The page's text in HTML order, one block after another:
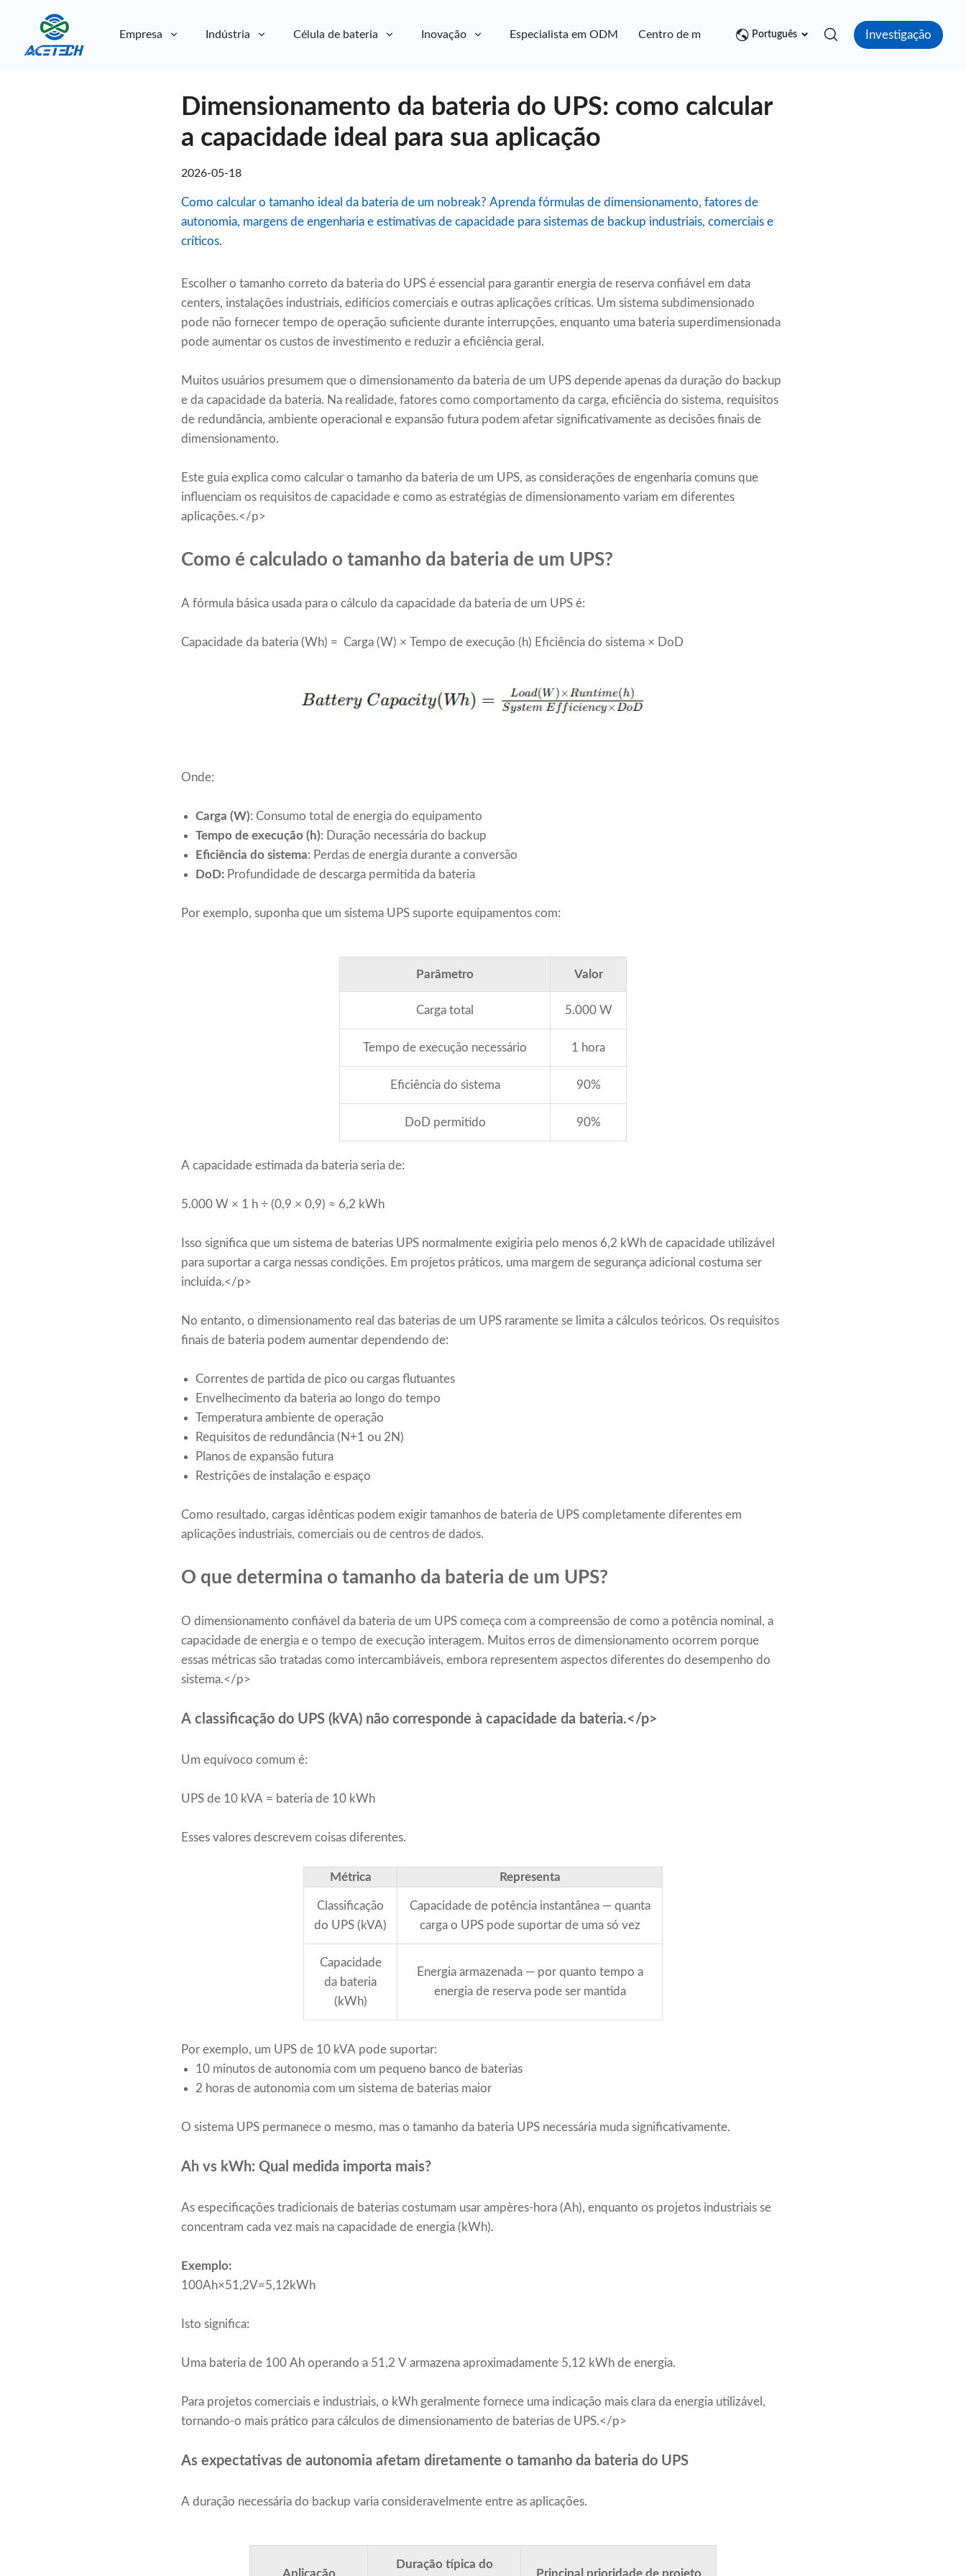
Empresa Indústria Célula de bateria Inovação Especialista em ODM Centro de mídia Contato
Português Investigação
Dimensionamento da bateria do UPS: como calcular
a capacidade ideal para sua aplicação
2026-05-18
Como calcular o tamanho ideal da bateria de um nobreak? Aprenda fórmulas de dimensionamento, fatores de
autonomia, margens de engenharia e estimativas de capacidade para sistemas de backup industriais, comerciais e
críticos.
Escolher o tamanho correto da bateria do UPS é essencial para garantir energia de reserva confiável em data
centers, instalações industriais, edifícios comerciais e outras aplicações críticas. Um sistema subdimensionado
pode não fornecer tempo de operação suficiente durante interrupções, enquanto uma bateria superdimensionada
pode aumentar os custos de investimento e reduzir a eficiência geral.
Muitos usuários presumem que o dimensionamento da bateria de um UPS depende apenas da duração do backup
e da capacidade da bateria. Na realidade, fatores como comportamento da carga, eficiência do sistema, requisitos
de redundância, ambiente operacional e expansão futura podem afetar significativamente as decisões finais de
dimensionamento.
Este guia explica como calcular o tamanho da bateria de um UPS, as considerações de engenharia comuns que
influenciam os requisitos de capacidade e como as estratégias de dimensionamento variam em diferentes
aplicações.</p>
Como é calculado o tamanho da bateria de um UPS?
A fórmula básica usada para o cálculo da capacidade da bateria de um UPS é:
Capacidade da bateria (Wh) = Carga (W) × Tempo de execução (h) Eficiência do sistema × DoD
Onde:
Carga (W): Consumo total de energia do equipamento
Tempo de execução (h): Duração necessária do backup
Eficiência do sistema: Perdas de energia durante a conversão
DoD: Profundidade de descarga permitida da bateria
Por exemplo, suponha que um sistema UPS suporte equipamentos com:
Parâmetro Valor
Carga total 5.000 W
Tempo de execução necessário 1 hora
Eficiência do sistema 90%
DoD permitido 90%
A capacidade estimada da bateria seria de:
5.000 W × 1 h ÷ (0,9 × 0,9) ≈ 6,2 kWh
Isso significa que um sistema de baterias UPS normalmente exigiria pelo menos 6,2 kWh de capacidade utilizável
para suportar a carga nessas condições. Em projetos práticos, uma margem de segurança adicional costuma ser
incluída.</p>
No entanto, o dimensionamento real das baterias de um UPS raramente se limita a cálculos teóricos. Os requisitos
finais de bateria podem aumentar dependendo de:
Correntes de partida de pico ou cargas flutuantes
Envelhecimento da bateria ao longo do tempo
Temperatura ambiente de operação
Requisitos de redundância (N+1 ou 2N)
Planos de expansão futura
Restrições de instalação e espaço
Como resultado, cargas idênticas podem exigir tamanhos de bateria de UPS completamente diferentes em
aplicações industriais, comerciais ou de centros de dados.
O que determina o tamanho da bateria de um UPS?
O dimensionamento confiável da bateria de um UPS começa com a compreensão de como a potência nominal, a
capacidade de energia e o tempo de execução interagem. Muitos erros de dimensionamento ocorrem porque
essas métricas são tratadas como intercambiáveis, embora representem aspectos diferentes do desempenho do
sistema.</p>
A classificação do UPS (kVA) não corresponde à capacidade da bateria.</p>
Um equívoco comum é:
UPS de 10 kVA = bateria de 10 kWh
Esses valores descrevem coisas diferentes.
Métrica Representa
Classificação
do UPS (kVA)
Capacidade de potência instantânea — quanta
carga o UPS pode suportar de uma só vez
Capacidade
da bateria
(kWh)
Energia armazenada — por quanto tempo a
energia de reserva pode ser mantida
Por exemplo, um UPS de 10 kVA pode suportar:
10 minutos de autonomia com um pequeno banco de baterias
2 horas de autonomia com um sistema de baterias maior
O sistema UPS permanece o mesmo, mas o tamanho da bateria UPS necessária muda significativamente.
Ah vs kWh: Qual medida importa mais?
As especificações tradicionais de baterias costumam usar ampères-hora (Ah), enquanto os projetos industriais se
concentram cada vez mais na capacidade de energia (kWh).
Exemplo:
100Ah×51,2V=5,12kWh
Isto significa:
Uma bateria de 100 Ah operando a 51,2 V armazena aproximadamente 5,12 kWh de energia.
Para projetos comerciais e industriais, o kWh geralmente fornece uma indicação mais clara da energia utilizável,
tornando-o mais prático para cálculos de dimensionamento de baterias de UPS.</p>
As expectativas de autonomia afetam diretamente o tamanho da bateria do UPS
A duração necessária do backup varia consideravelmente entre as aplicações.
Duração típica do